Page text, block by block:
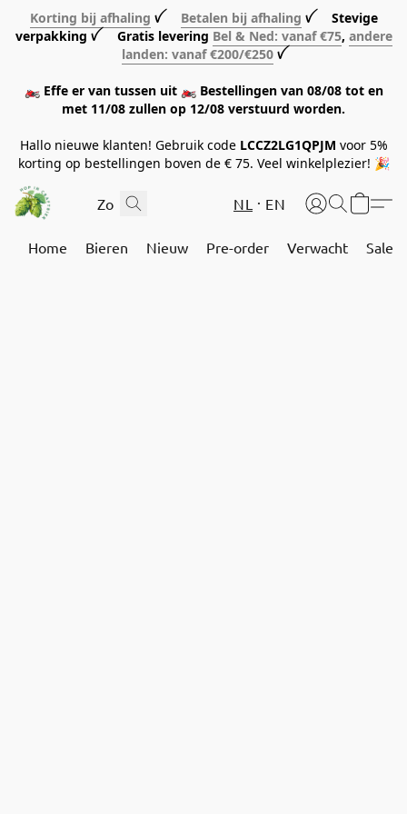
Korting bij afhaling ꪜ Betalen bij afhaling ꪜ Stevige
verpakking ꪜ Gratis levering Bel & Ned: vanaf €75, andere
landen: vanaf €200/€250 ꪜ
🏍️ Effe er van tussen uit 🏍️ Bestellingen van 08/08 tot en
met 11/08 zullen op 12/08 verstuurd worden.
Hallo nieuwe klanten! Gebruik code LCCZ2LG1QPJM voor 5%
korting op bestellingen boven de € 75. Veel winkelplezier! 🎉
NL EN
Home Bieren Nieuw Pre-order Verwacht Sale